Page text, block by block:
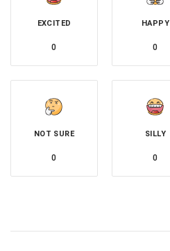
EXCITED
0
HAPPY
0
NOT SURE
0
SILLY
0